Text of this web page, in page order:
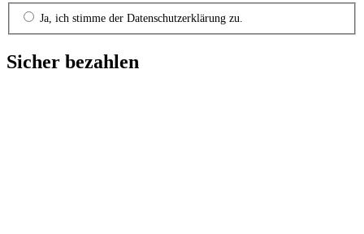
Ja, ich stimme der Datenschutzerklärung zu.
Sicher bezahlen